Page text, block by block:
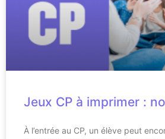
Jeux CP à imprimer :
À l’entrée au CP, un élève peut